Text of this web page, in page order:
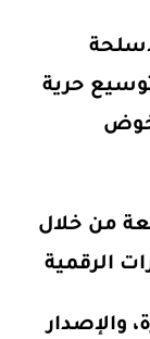
حرية
من خلال
الرقمية
والإصدار